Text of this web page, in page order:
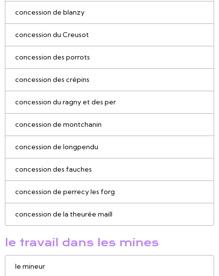
concession de blanzy
concession du Creusot
concession des porrots
concession des crépins
concession du ragny et des per
concession de montchanin
concession de longpendu
concession des fauches
concession de perrecy les forg
concession de la theurée maill
le travail dans les mines
le mineur